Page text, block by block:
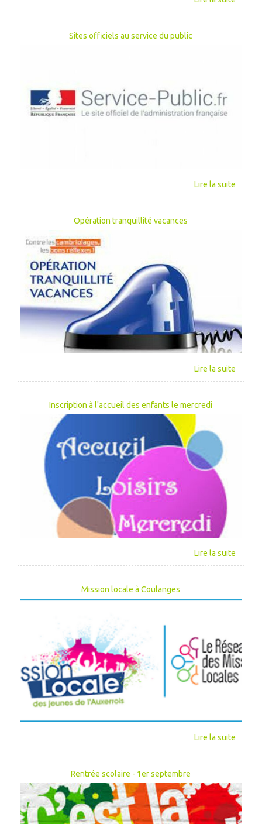
Sites officiels au service du public
Opération tranquillité vacances
Inscription à l'accueil des enfants le mercredi
Mission locale à Coulanges
Rentrée scolaire - 1er septembre